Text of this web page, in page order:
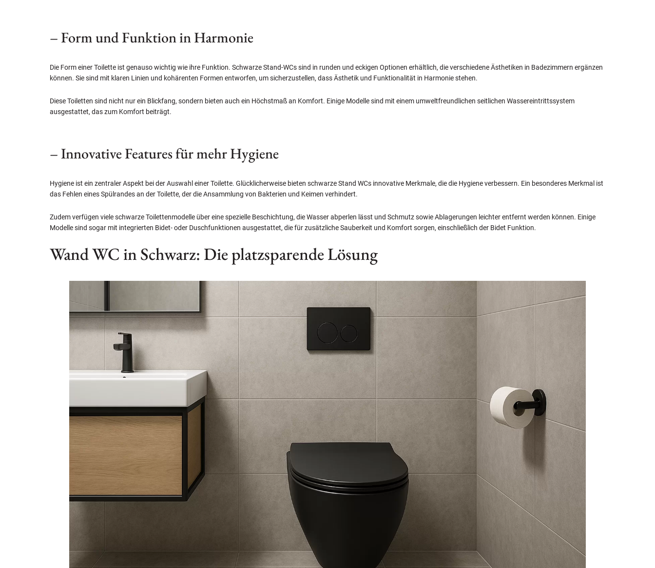
– Form und Funktion in Harmonie
Die Form einer Toilette ist genauso wichtig wie ihre Funktion. Schwarze Stand-WCs sind in runden und eckigen Optionen erhältlich, die verschiedene Ästhetiken in Badezimmern ergänzen
können. Sie sind mit klaren Linien und kohärenten Formen entworfen, um sicherzustellen, dass Ästhetik und Funktionalität in Harmonie stehen.
Diese Toiletten sind nicht nur ein Blickfang, sondern bieten auch ein Höchstmaß an Komfort. Einige Modelle sind mit einem umweltfreundlichen seitlichen Wassereintrittssystem
ausgestattet, das zum Komfort beiträgt.
– Innovative Features für mehr Hygiene
Hygiene ist ein zentraler Aspekt bei der Auswahl einer Toilette. Glücklicherweise bieten schwarze Stand WCs innovative Merkmale, die die Hygiene verbessern. Ein besonderes Merkmal ist
das Fehlen eines Spülrandes an der Toilette, der die Ansammlung von Bakterien und Keimen verhindert.
Zudem verfügen viele schwarze Toilettenmodelle über eine spezielle Beschichtung, die Wasser abperlen lässt und Schmutz sowie Ablagerungen leichter entfernt werden können. Einige
Modelle sind sogar mit integrierten Bidet- oder Duschfunktionen ausgestattet, die für zusätzliche Sauberkeit und Komfort sorgen, einschließlich der Bidet Funktion.
Wand WC in Schwarz: Die platzsparende Lösung